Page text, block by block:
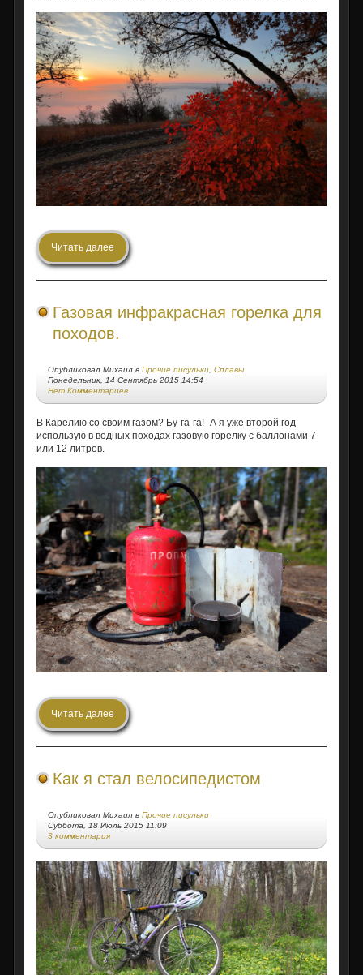
Читать далее
Газовая инфракрасная горелка для
походов.
Опубликовал Михаил в Прочие писульки Сплавы
Понедельник, 14 Сентябрь 2015 14:54
Нет Комментариев
В Карелию со своим газом? Бу-га-га! -А я уже второй год
использую в водных походах газовую горелку с баллонами 7
или 12 литров.
Читать далее
Как я стал велосипедистом
Опубликовал Михаил в Прочие писульки
Суббота, 18 Июль 2015 11:09
3 комментария